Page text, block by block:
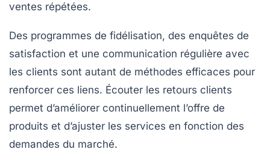
ventes répétées.
Des programmes de fidélisation, des enquêtes de
satisfaction et une communication régulière avec
les clients sont autant de méthodes efficaces pour
renforcer ces liens. Écouter les retours clients
permet d’améliorer continuellement l’offre de
produits et d’ajuster les services en fonction des
demandes du marché.